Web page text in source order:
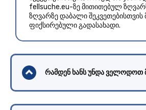
fellsuche.eu-ზე მითითებულ
ზღვარზე დაბალი შეკვეთებისთვის
ფიქსირებული გადასახადი.
რამდენ ხანს უნდა ველოდოთ